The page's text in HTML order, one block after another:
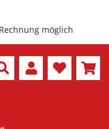
möglich